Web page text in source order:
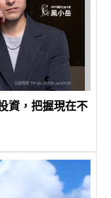
資，把握現在不